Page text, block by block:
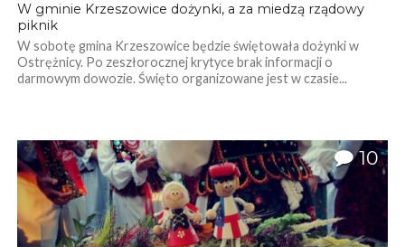
W gminie Krzeszowice dożynki, a za miedzą rządowy
piknik
W sobotę gmina Krzeszowice będzie świętowała dożynki w
Ostrężnicy. Po zeszłorocznej krytyce brak informacji o
darmowym dowozie. Święto organizowane jest w czasie...
10